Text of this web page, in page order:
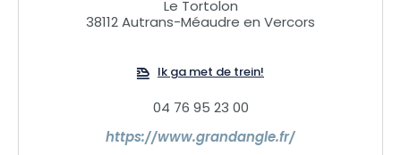
Le Tortolon
38112 Autrans-Méaudre en Vercors
Ik ga met de trein!
04 76 95 23 00
https://www.grandangle.fr/